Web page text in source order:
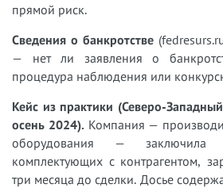
прямой риск.
Сведения о банкротстве
— нет ли заявления о
процедура наблюдения или
Кейс из практики (Северо-
осень 2024). Компания —
оборудования — заключила
комплектующих с контрагентом,
три месяца до сделки. Досье